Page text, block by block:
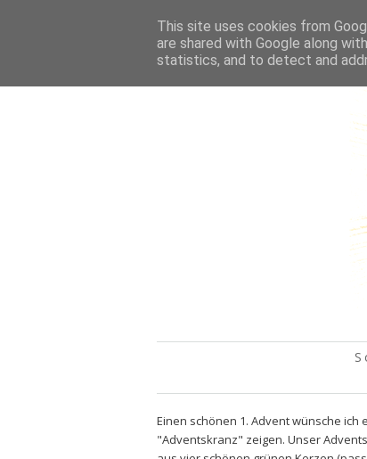
Einen schönen 1. Advent wünsche
"Adventskranz" zeigen. Unser
This site uses cookies from
are shared with Google along
statistics, and to detect and